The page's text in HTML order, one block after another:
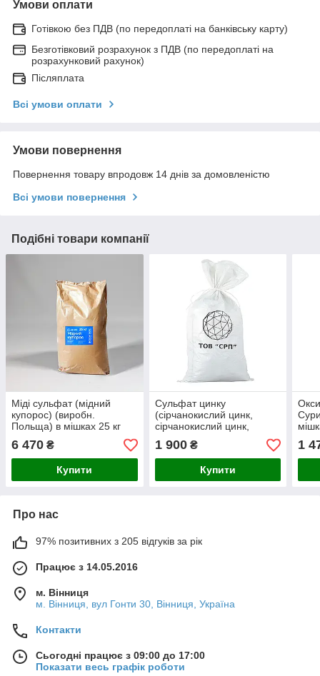
Умови оплати
Готівкою без ПДВ (по передоплаті на банківську карту)
Безготівковий розрахунок з ПДВ (по передоплаті на
розрахунковий рахунок)
Післяплата
Всі умови оплати
Умови повернення
Повернення товару впродовж 14 днів за домовленістю
Всі умови повернення
Подібні товари компанії
Міді сульфат (мідний
купорос) (виробн.
Польща) в мішках 25 кг
6 470 ₴
Купити
Сульфат цинку
(сірчанокислий цинк,
сірчанокислий цинк,
цинкова сіль сульфатної
кислоти) в мішках 25кг
1 900₴
Купити
1)
1
Про нас
97% позитивних з 205 відгуків за рік
Працює з 14.05.2016
м. Вінниця
м. Вінниця, вул Гонти 30, Вінниця, Україна
Контакти
Сьогодні працює з 09:00 до 17:00
Показати весь графік роботи